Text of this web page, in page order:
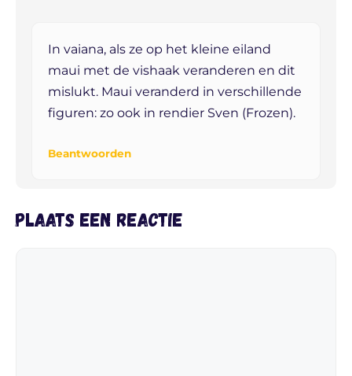
In vaiana, als ze op het kleine eiland
maui met de vishaak veranderen en dit
mislukt. Maui veranderd in verschillende
figuren: zo ook in rendier Sven (Frozen).
Beantwoorden
Plaats een reactie